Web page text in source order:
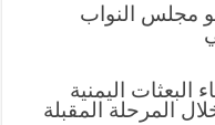
مجلس النواب
اليمنية
المرحلة المقبلة